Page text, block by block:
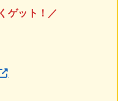
ゲット！／